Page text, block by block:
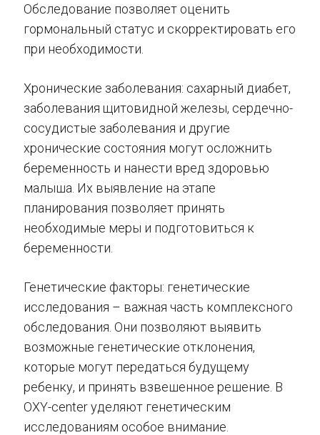
Обследование позволяет оценить
гормональный статус и скорректировать его
при необходимости.
Хронические заболевания: сахарный диабет,
заболевания щитовидной железы, сердечно-
сосудистые заболевания и другие
хронические состояния могут осложнить
беременность и нанести вред здоровью
малыша. Их выявление на этапе
планирования позволяет принять
необходимые меры и подготовиться к
беременности.
Генетические факторы: генетические
исследования – важная часть комплексного
обследования. Они позволяют выявить
возможные генетические отклонения,
которые могут передаться будущему
ребенку, и принять взвешенное решение. В
OXY-center уделяют генетическим
исследованиям особое внимание.